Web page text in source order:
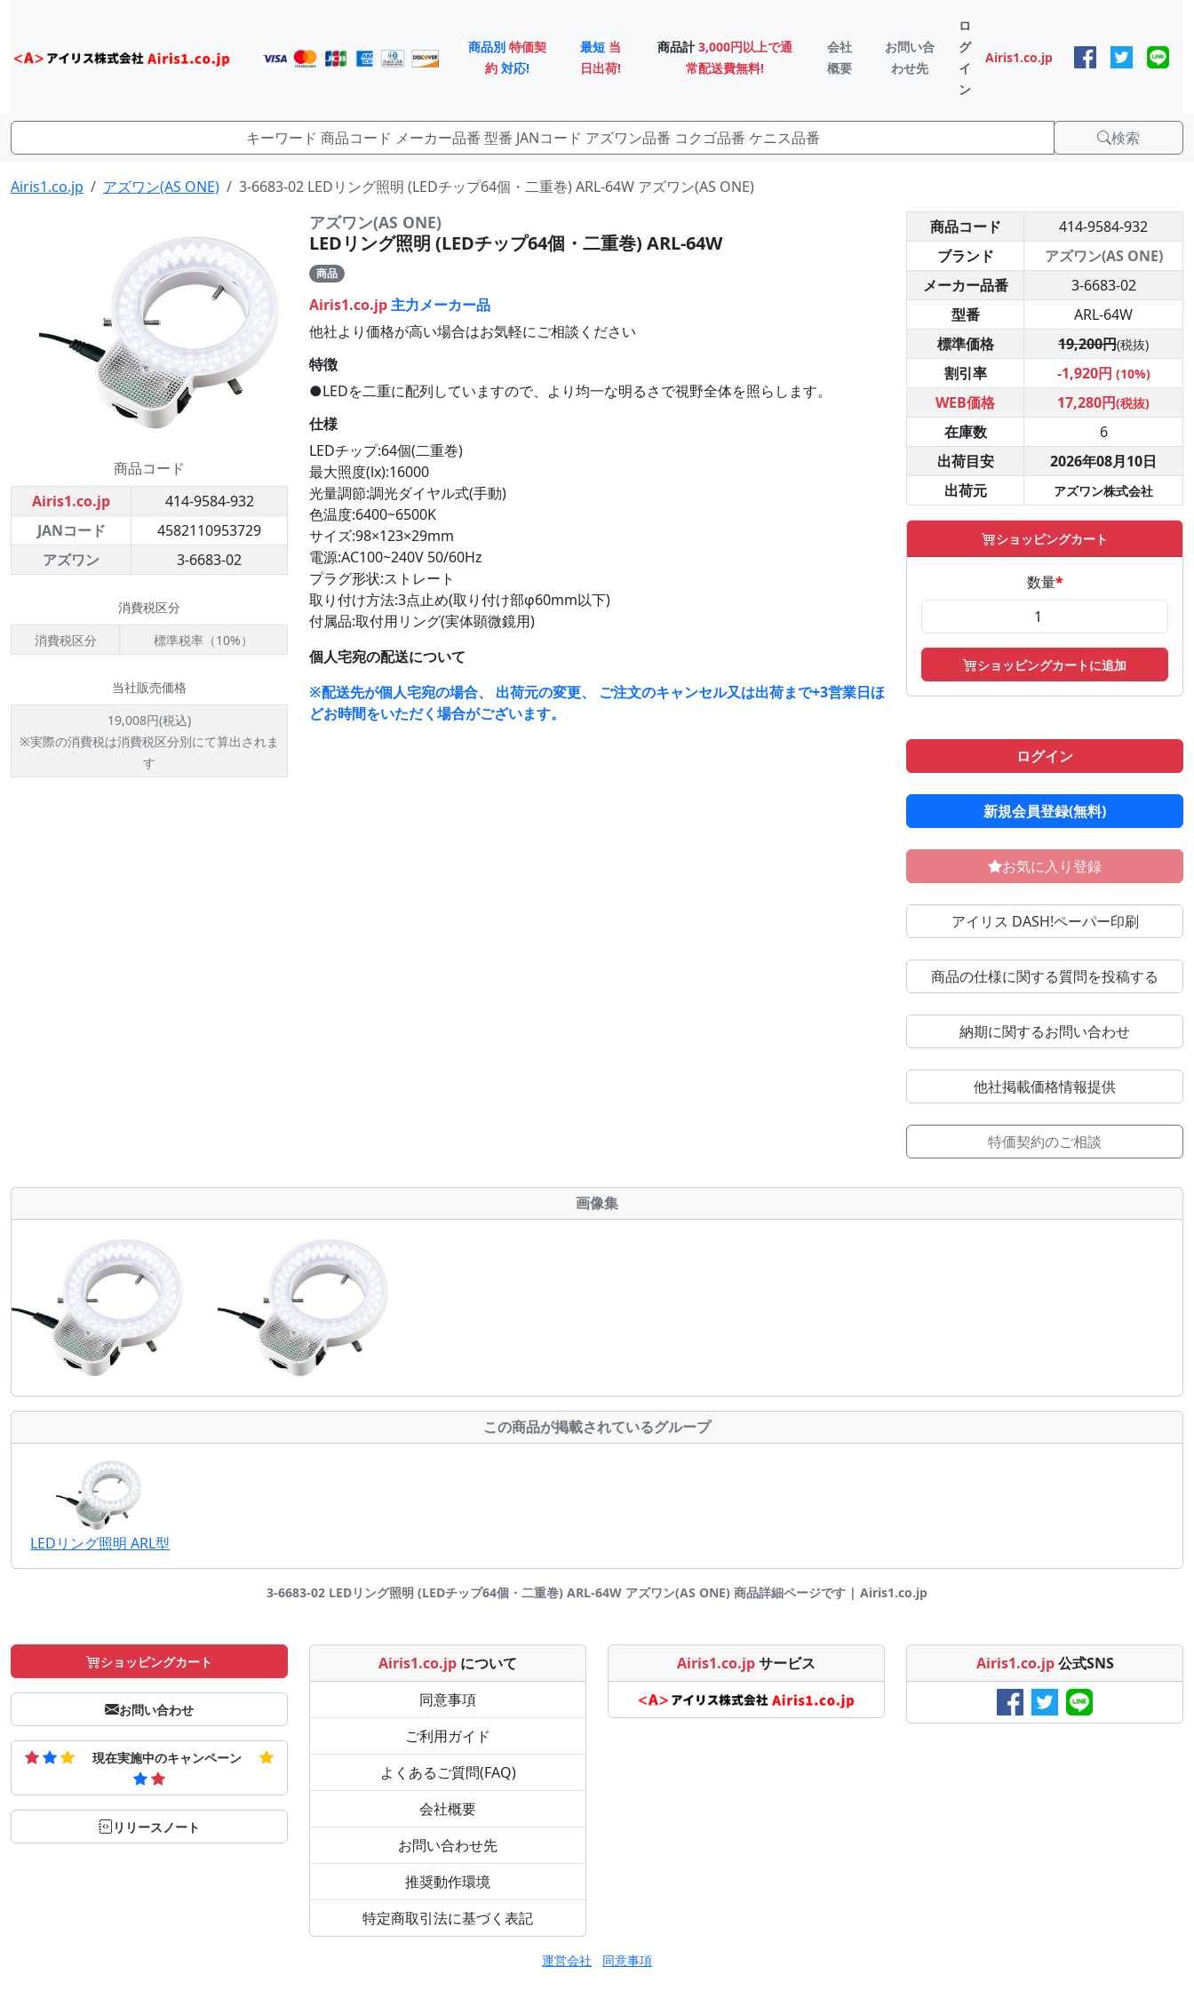
商品別 特価契
約 対応!
最短 当
日出荷!
商品計 3,000円以上で通
常配送費無料!
会社
概要
お問い合
わせ先
ロ
グ
イ
ン
Airis1.co.jp
検索
Airis1.co.jp アズワン(AS ONE) 3-6683-02 LEDリング照明 (LEDチップ64個・二重巻) ARL-64W アズワン(AS ONE)
商品コード
Airis1.co.jp
414-9584-932
JANコード
4582110953729
アズワン
3-6683-02
消費税区分
消費税区分
標準税率（10%）
当社販売価格
19,008円(税込)
※実際の消費税は消費税区分別にて算出されま
す
アズワン(AS ONE)
LEDリング照明 (LEDチップ64個・二重巻) ARL-64W
商品
Airis1.co.jp主力メーカー品
他社より価格が高い場合はお気軽にご相談ください
特徴
●LEDを二重に配列していますので、より均一な明るさで視野全体を照らします。
仕様
LEDチップ:64個(二重巻)
最大照度(lx):16000
光量調節:調光ダイヤル式(手動)
色温度:6400~6500K
サイズ:98×123×29mm
電源:AC100~240V 50/60Hz
プラグ形状:ストレート
取り付け方法:3点止め(取り付け部φ60mm以下)
付属品:取付用リング(実体顕微鏡用)
個人宅宛の配送について
※配送先が個人宅宛の場合、 出荷元の変更、 ご注文のキャンセル又は出荷まで+3営業日ほ
どお時間をいただく場合がございます。
商品コード
414-9584-932
ブランド
アズワン(AS ONE)
メーカー品番
3-6683-02
型番
ARL-64W
標準価格
19,200円(税抜)
割引率 -1,920円 (10%)
WEB価格 17,280円(税抜)
在庫数
6
出荷目安
2026年08月10日
出荷元
アズワン株式会社
ショッピングカート
数量*
ショッピングカートに追加
ログイン
新規会員登録(無料)
お気に入り登録
アイリス DASH!ペーパー印刷
商品の仕様に関する質問を投稿する
納期に関するお問い合わせ
他社掲載価格情報提供
特価契約のご相談
画像集
この商品が掲載されているグループ
LEDリング照明 ARL型
3-6683-02 LEDリング照明 (LEDチップ64個・二重巻) ARL-64W アズワン(AS ONE) 商品詳細ページです | Airis1.co.jp
ショッピングカート
お問い合わせ
現在実施中のキャンペーン
リリースノート
Airis1.co.jp について
同意事項
ご利用ガイド
よくあるご質問(FAQ)
会社概要
お問い合わせ先
推奨動作環境
特定商取引法に基づく表記
Airis1.co.jpサービス Airis1.co.jp 公式SNS
運営会社 同意事項